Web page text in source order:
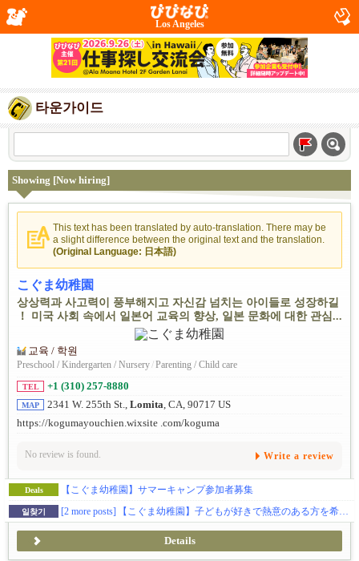
Los Angeles
타운가이드
Showing [Now hiring]
This text has been translated by auto-translation. There may be
a slight difference between the original text and the translation.
(Original Language: 日本語)
こぐま幼稚園
상상력과 사고력이 풍부해지고 자신감 넘치는 아이들로 성장하길
！ 미국 사회 속에서 일본어 교육의 향상, 일본 문화에 대한 관심...
교육 / 학원
Preschool / Kindergarten / Nursery/Parenting / Child care
TEL +1 (310) 257-8880
MAP 2341 W. 255th St., Lomita, CA, 90717 US
https://kogumayouchien.wixsite .com/koguma
No review is found. Write a review
Deals 【こぐま幼稚園】サマーキャンプ参加者募集
일찾기 [2 more posts] 【こぐま幼稚園】子どもが好きで熱意のある方を希望しております。フルタイム、パートタイムどちらでも可
Details